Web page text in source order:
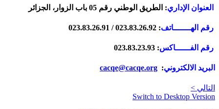
العنوان الإداري: الطريق الوطني رقم 05 باب الزوار، الجزائر
رقم الهـــــــاتف: 023.83.26.92 / 023.83.26.91
رقم الفــــــاكس: 023.83.23.93
البريد الالكتروني:
cacqe@cacqe.org
التالي >
Switch to Desktop Version